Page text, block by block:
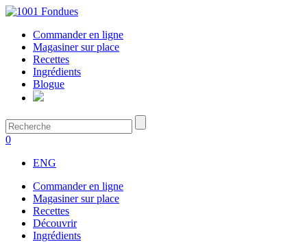
Commander en ligne
Magasiner sur place
Recettes
Ingrédients
Blogue
0
ENG
Commander en ligne
Magasiner sur place
Recettes
Découvrir
Ingrédients